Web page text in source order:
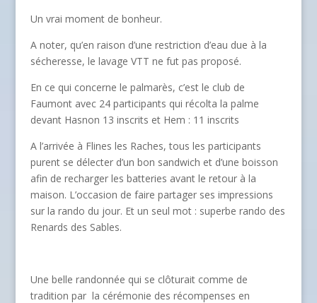
Un vrai moment de bonheur.
A noter, qu’en raison d’une restriction d’eau due à la
sécheresse, le lavage VTT ne fut pas proposé.
En ce qui concerne le palmarès, c’est le club de
Faumont avec 24 participants qui récolta la palme
devant Hasnon 13 inscrits et Hem : 11 inscrits
A l’arrivée à Flines les Raches, tous les participants
purent se délecter d’un bon sandwich et d’une boisson
afin de recharger les batteries avant le retour à la
maison. L’occasion de faire partager ses impressions
sur la rando du jour. Et un seul mot : superbe rando des
Renards des Sables.
Une belle randonnée qui se clôturait comme de
tradition par la cérémonie des récompenses en